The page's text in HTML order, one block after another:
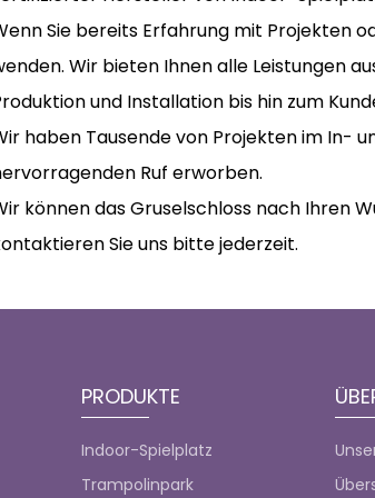
Sie bereits Erfahrung mit Projekten
Wir bieten Ihnen alle Leistungen
und Installation bis hin zum
haben Tausende von Projekten im In-
Ruf erworben.
können das Gruselschloss nach Ihren
Sie uns bitte jederzeit.
PRODUKTE
Indoor-Spielplatz
Trampolinpark